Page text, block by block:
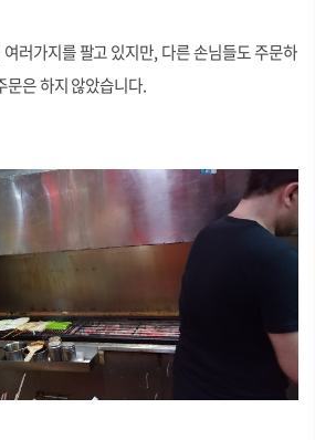
러가지를 팔고 있지만, 다른 손님들도 주문하
문은 하지 않았습니다.